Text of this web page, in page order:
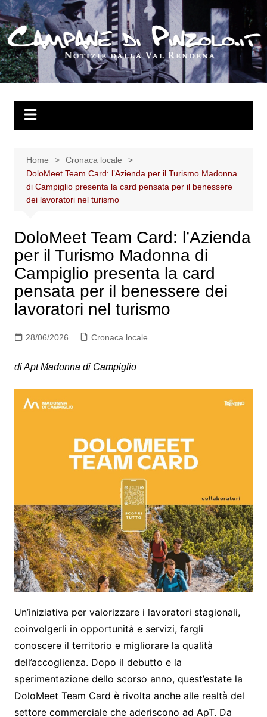
Salta
al
contenuto
Home
Cronaca locale
DoloMeet Team Card: l’Azienda per il Turismo Madonna
di Campiglio presenta la card pensata per il benessere
dei lavoratori nel turismo
DoloMeet Team Card: l’Azienda
per il Turismo Madonna di
Campiglio presenta la card
pensata per il benessere dei
lavoratori nel turismo
28/06/2026 Cronaca locale
di Apt Madonna di Campiglio
Un’iniziativa per valorizzare i lavoratori stagionali,
coinvolgerli in opportunità e servizi, fargli
conoscere il territorio e migliorare la qualità
dell’accoglienza. Dopo il debutto e la
sperimentazione dello scorso anno, quest’estate la
DoloMeet Team Card è rivolta anche alle realtà del
settore commerciale che aderiscono ad ApT. Da